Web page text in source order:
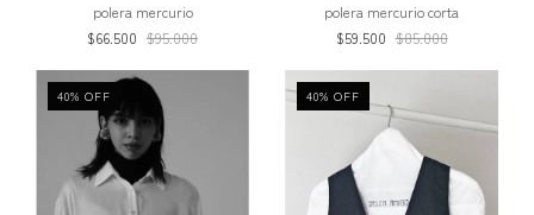
polera mercurio
$66.500 $95.000
polera mercurio corta
$59.500 $85.000
40% OFF 40% OFF